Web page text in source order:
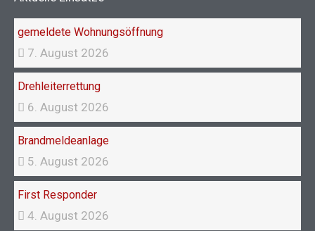
k
a
gemeldete Wohnungsöffnung
7. August 2026
Drehleiterrettung
6. August 2026
Brandmeldeanlage
5. August 2026
First Responder
4. August 2026